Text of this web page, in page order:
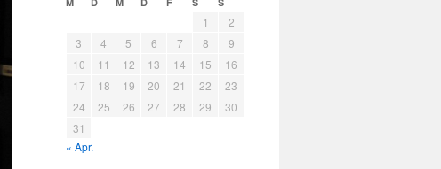
1
2
3
4 5 6 7 8
9
10
11 12 13 14 15
16
17
18 19 20 21 22
23
24
25 26 27 28 29
30
31
« Apr.